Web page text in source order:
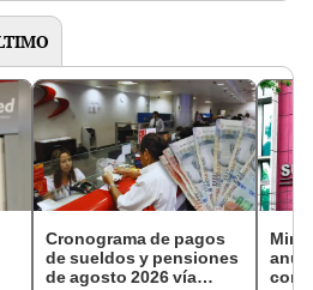
Cronograma de pagos
de sueldos y pensiones
de agosto 2026 vía